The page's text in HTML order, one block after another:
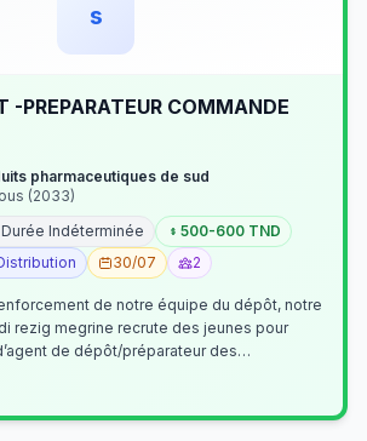
s
-PREPARATEUR COMMANDE
pharmaceutiques de sud
(2033)
Indéterminée
500-600 TND
30/07 2
de notre équipe du dépôt, notre
recrute des jeunes pour
de dépôt/préparateur des